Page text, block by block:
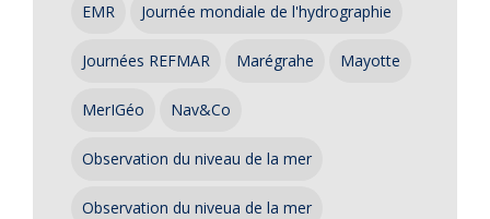
EMR Journée mondiale de l'hydrographie
Journées REFMAR Marégrahe Mayotte
MerIGéo Nav&Co
Observation du niveau de la mer
Observation du niveua de la mer